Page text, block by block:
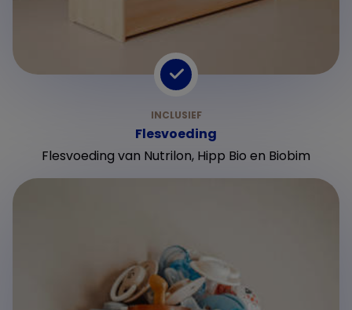
Flesvoeding
Flesvoeding van Nutrilon, Hipp Bio en Biobim